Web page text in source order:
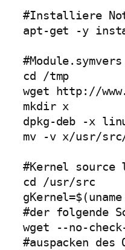
#Installiere
apt-get -y
cd /tmp
wget http://
mkdir x
dpkg-deb -x
mv -v x/usr/
#Kernel source
cd /usr/src
#der folgende
wget --no-
#auspacken